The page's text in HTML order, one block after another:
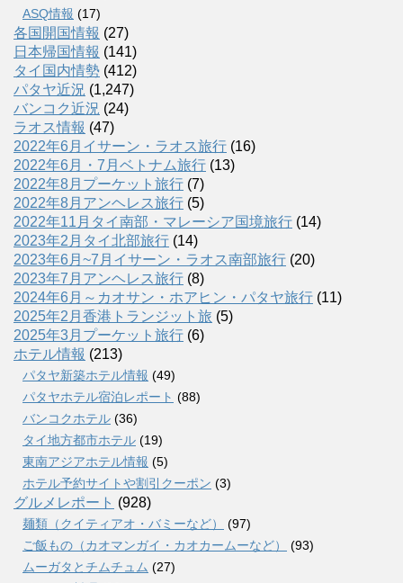
ASQ情報 (17)
各国開国情報 (27)
日本帰国情報 (141)
タイ国内情勢 (412)
パタヤ近況 (1,247)
バンコク近況 (24)
ラオス情報 (47)
2022年6月イサーン・ラオス旅行 (16)
2022年6月・7月ベトナム旅行 (13)
2022年8月プーケット旅行 (7)
2022年8月アンヘレス旅行 (5)
2022年11月タイ南部・マレーシア国境旅行 (14)
2023年2月タイ北部旅行 (14)
2023年6月~7月イサーン・ラオス南部旅行 (20)
2023年7月アンヘレス旅行 (8)
2024年6月～カオサン・ホアヒン・パタヤ旅行 (11)
2025年2月香港トランジット旅 (5)
2025年3月プーケット旅行 (6)
ホテル情報 (213)
パタヤ新築ホテル情報 (49)
パタヤホテル宿泊レポート (88)
バンコクホテル (36)
タイ地方都市ホテル (19)
東南アジアホテル情報 (5)
ホテル予約サイトや割引クーポン (3)
グルメレポート (928)
麺類（クイティアオ・バミーなど）
(97)
ご飯もの（カオマンガイ・カオカームーなど）
(93)
ムーガタとチムチュム (27)